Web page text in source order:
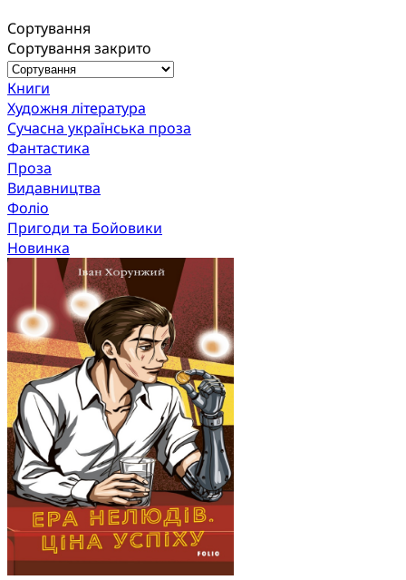
Сортування
Сортування закрито
Книги
Художня література
Сучасна українська проза
Фантастика
Проза
Видавництва
Фоліо
Пригоди та Бойовики
Новинка